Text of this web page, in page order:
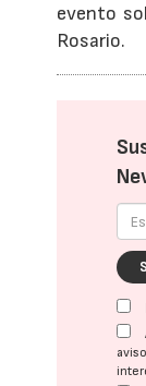
evento
Rosario.